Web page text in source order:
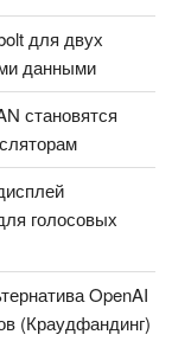
для двух
данными
становятся
голосовых
OpenAI
(Краудфандинг)